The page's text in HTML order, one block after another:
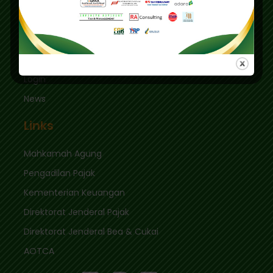
Jakarta Selatan 12410
sekretariat@ikpi.or.id
Quick Links
Login
News
Links
Mahkamah Agung
Pengadilan Pajak
Kementerian Keuangan
Direktorat Jenderal Pajak
Direktorat Jenderal Bea & Cukai
AOTCA